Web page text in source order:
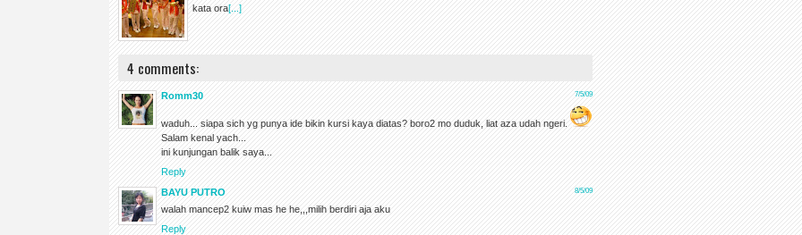
kata ora[...]
4 comments:
Romm30 7/5/09
waduh... siapa sich yg punya ide bikin kursi kaya diatas? boro2 mo duduk, liat aza udah ngeri.
Salam kenal yach...
ini kunjungan balik saya...
Reply
BAYU PUTRO
8/5/09
walah mancep2 kuiw mas he he,,,milih berdiri aja aku
Reply